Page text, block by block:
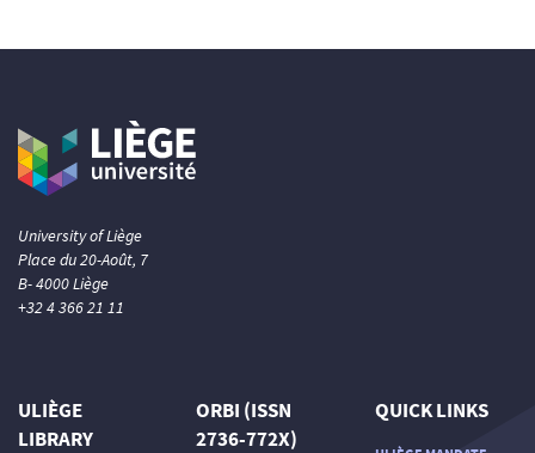
University of Liège
Place du 20-Août, 7
B- 4000 Liège
+32 4 366 21 11
ULIÈGE
LIBRARY
ORBI (ISSN
2736-772X)
QUICK LINKS